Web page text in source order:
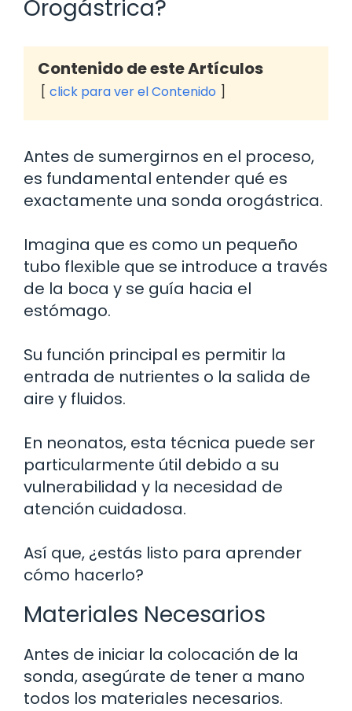
Orogástrica?
Contenido de este Artículos
click para ver el Contenido
Antes de sumergirnos en el proceso,
es fundamental entender qué es
exactamente una sonda orogástrica.
Imagina que es como un pequeño
tubo flexible que se introduce a través
de la boca y se guía hacia el
estómago.
Su función principal es permitir la
entrada de nutrientes o la salida de
aire y fluidos.
En neonatos, esta técnica puede ser
particularmente útil debido a su
vulnerabilidad y la necesidad de
atención cuidadosa.
Así que, ¿estás listo para aprender
cómo hacerlo?
Materiales Necesarios
Antes de iniciar la colocación de la
sonda, asegúrate de tener a mano
todos los materiales necesarios.